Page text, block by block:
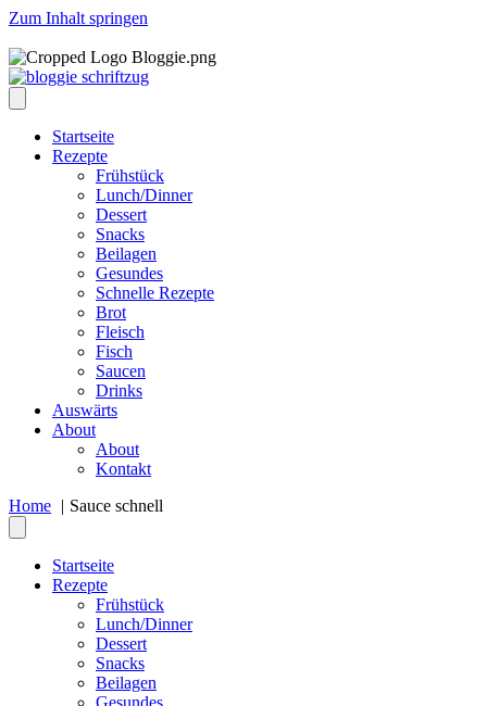
Zum Inhalt springen
Startseite
Rezepte
Frühstück
Lunch/Dinner
Dessert
Snacks
Beilagen
Gesundes
Schnelle Rezepte
Brot
Fleisch
Fisch
Saucen
Drinks
Auswärts
About
About
Kontakt
Home
Sauce schnell
Startseite
Rezepte
Frühstück
Lunch/Dinner
Dessert
Snacks
Beilagen
Gesundes